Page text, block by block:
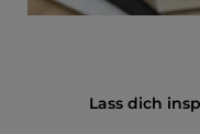
Produktgalerie
Lass dich